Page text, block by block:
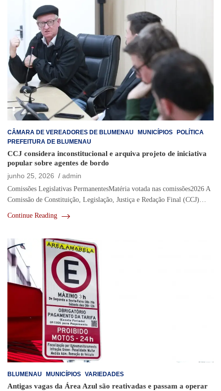
CÂMARA DE VEREADORES DE BLUMENAU MUNICÍPIOS
POLÍTICA
PREFEITURA DE BLUMENAU
CCJ considera inconstitucional e arquiva projeto de iniciativa
popular sobre agentes de bordo
junho 25, 2026
admin
Comissões Legislativas PermanentesMatéria votada nas comissões2026 A
Comissão de Constituição, Legislação, Justiça e Redação Final (CCJ)…
Continue Reading
BLUMENAU MUNICÍPIOS VARIEDADES
Antigas vagas da Área Azul são reativadas e passam a operar